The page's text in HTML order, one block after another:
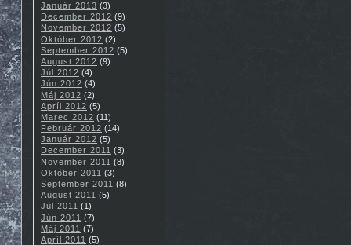
Január 2013 (3)
December 2012 (9)
November 2012 (5)
Október 2012 (2)
September 2012 (5)
August 2012 (9)
Júl 2012 (4)
Jún 2012 (4)
Máj 2012 (2)
Apríl 2012 (5)
Marec 2012 (11)
Február 2012 (14)
Január 2012 (5)
December 2011 (3)
November 2011 (8)
Október 2011 (3)
September 2011 (8)
August 2011 (5)
Júl 2011 (1)
Jún 2011 (7)
Máj 2011 (7)
Apríl 2011 (5)